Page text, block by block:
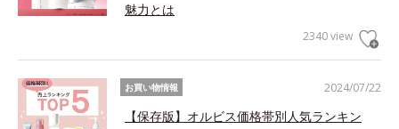
魅力とは
2340 view
2024/07/22
お買い物情報
【保存版】オルビス価格帯別人気ランキン